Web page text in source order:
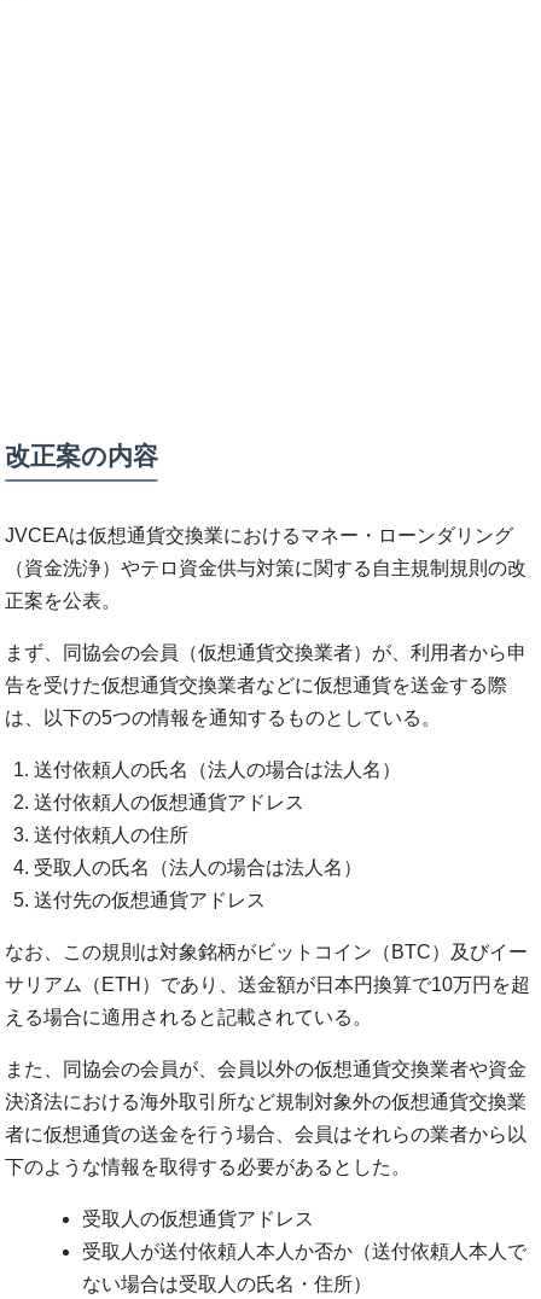
改正案の内容
JVCEAは仮想通貨交換業におけるマネー・ローンダリング
（資金洗浄）やテロ資⾦供与対策に関する自主規制規則の改
正案を公表。
まず、同協会の会員（仮想通貨交換業者）が、利用者から申
告を受けた仮想通貨交換業者などに仮想通貨を送金する際
は、以下の5つの情報を通知するものとしている。
送付依頼人の氏名（法人の場合は法人名）
送付依頼人の仮想通貨アドレス
送付依頼人の住所
受取人の氏名（法人の場合は法人名）
送付先の仮想通貨アドレス
なお、この規則は対象銘柄がビットコイン（BTC）及びイー
サリアム（ETH）であり、送金額が日本円換算で10万円を超
える場合に適用されると記載されている。
また、同協会の会員が、会員以外の仮想通貨交換業者や資金
決済法における海外取引所など規制対象外の仮想通貨交換業
者に仮想通貨の送金を行う場合、会員はそれらの業者から以
下のような情報を取得する必要があるとした。
受取人の仮想通貨アドレス
受取人が送付依頼人本人か否か（送付依頼人本人で
ない場合は受取人の氏名・住所）